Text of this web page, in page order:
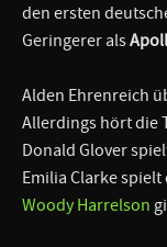
den ersten
Geringerer als
Alden Ehrenreich
Allerdings hört die
Donald Glover
Emilia Clarke
Woody Harrelson